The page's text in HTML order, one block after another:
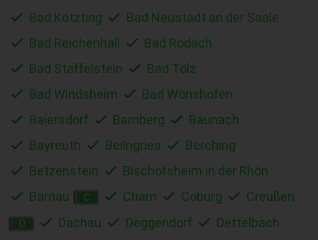
Bad Kötzting
Bad Neustadt an der Saale
Bad Reichenhall
Bad Rodach
Bad Staffelstein
Bad Tölz
Bad Windsheim
Bad Wörishofen
Baiersdorf
Bamberg
Baunach
Bayreuth
Beilngries
Berching
Betzenstein
Bischofsheim in der Rhön
Bärnau
C Cham Coburg Creußen
D Dachau Deggendorf
Dettelbach